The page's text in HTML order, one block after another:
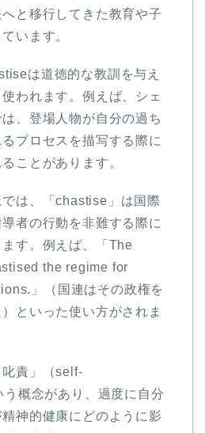
と移行してきた教育や子
います。
は道徳的な教訓を与え
われます。例えば、シェ
、登場人物が自分の過ち
プロセスを描写する際に
ことがあります。
は、「chastise」は国際
者の行動を非難する際に
す。例えば、「The
the regime for
」（国連はその政権を
といった使い方がされま
責」（self-
概念があり、過度に自分
神的健康にどのように影